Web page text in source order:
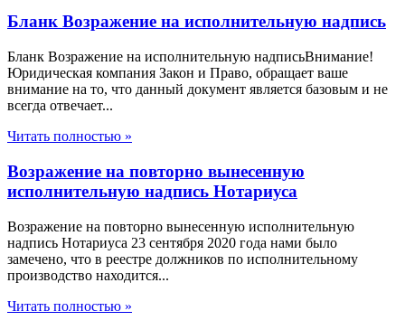
Бланк Возражение на исполнительную надпись
Бланк Возражение на исполнительную надписьВнимание!
Юридическая компания Закон и Право, обращает ваше
внимание на то, что данный документ является базовым и не
всегда отвечает...
Читать полностью »
Возражение на повторно вынесенную
исполнительную надпись Нотариуса
Возражение на повторно вынесенную исполнительную
надпись Нотариуса 23 сентября 2020 года нами было
замечено, что в реестре должников по исполнительному
производство находится...
Читать полностью »